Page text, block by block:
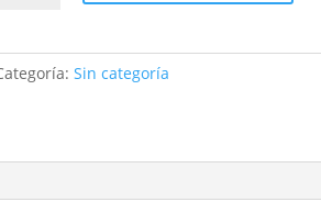
cantidad
Sin categoría